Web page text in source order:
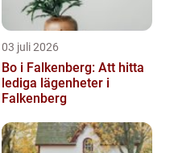
03 juli 2026
Bo i Falkenberg: Att hitta
lediga lägenheter i
Falkenberg